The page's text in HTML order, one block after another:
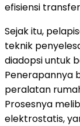
efisiensi
Sejak itu,
teknik
diadopsi untuk
Penerapannya
peralatan
Prosesnya
elektrostatis,